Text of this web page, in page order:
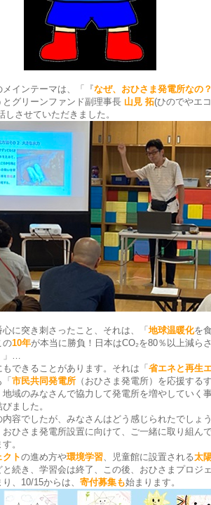
インテーマは、「『なぜ、おひさま発電所なの
グリーンファンド副理事長 山見 拓(ひのでやエ
しさせていただきました。
に突き刺さったこと、それは、「 地球温暖化を
の10年が本当に勝負！日本はCO₂を80％以上減ら
」…
できることがあります。それは「 省エネと再生
市民共同発電所 （おひさま発電所）を応援する
地域のみなさんで協力して発電所を増やしていく
ました。
容でしたが、みなさんはどう感じられたでしょ
おひさま発電所設置に向けて、ご一緒に取り組ん
。
クトの進め方や環境学習、児童館に設置される太
と続き、学習会は終了、この後、おひさまプロジ
、10/15からは、 寄付募集も始まります。